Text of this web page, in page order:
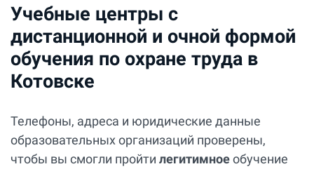
Учебные центры с
дистанционной и очной формой
обучения по охране труда в
Котовске
Телефоны, адреса и юридические данные
образовательных организаций проверены,
чтобы вы смогли пройти легитимноеобучение